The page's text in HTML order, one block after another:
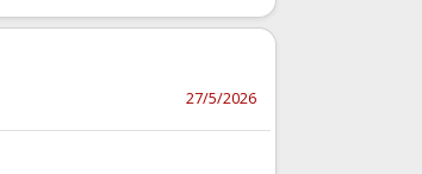
27/5/2026